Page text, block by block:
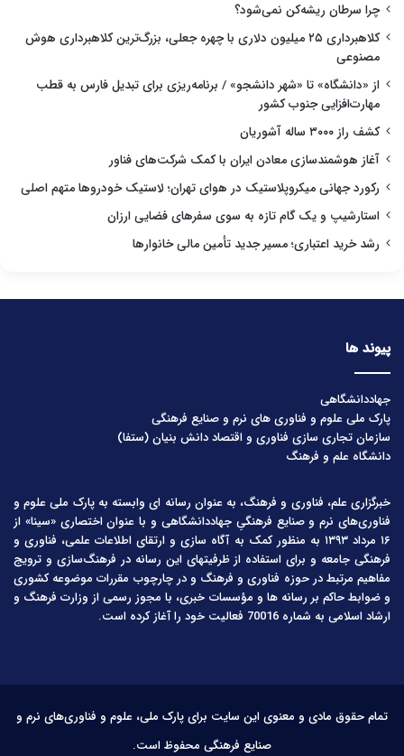
چرا سرطان ریشه‌کن نمی‌شود؟
کلاهبرداری ۲۵ میلیون دلاری با چهره جعلی، بزرگ‌ترین کلاهبرداری هوش
مصنوعی
از «دانشگاه» تا «شهر دانشجو» / برنامه‌ریزی برای تبدیل فارس به قطب
مهارت‌افزایی جنوب کشور
کشف راز ۳۰۰۰ ساله آشوریان
آغاز هوشمندسازی معادن ایران با کمک شرکت‌های فناور
رکورد جهانی میکروپلاستیک در هوای تهران؛ لاستیک خودروها متهم اصلی
استارشیپ و یک گام تازه به سوی سفرهای فضایی ارزان
رشد خرید اعتباری؛ مسیر جدید تأمین مالی خانوارها
پیوند ها
جهاددانشگاهی
پارک ملی علوم و فناوری های نرم و صنایع فرهنگی
سازمان تجاری سازی فناوری و اقتصاد دانش بنیان (ستفا)
دانشگاه علم و فرهنگ
خبرگزاری علم، فناوری و فرهنگ، به عنوان رسانه ای وابسته به پارک ملی علوم و
فناوری‌های نرم و صنایع فرهنگیِ جهاددانشگاهی و با عنوان اختصاری «سینا» از
۱۶ مرداد ۱۳۹۳ به منظور کمک به آگاه سازی و ارتقای اطلاعات علمی، فناوری و
فرهنگی جامعه و برای استفاده از ظرفیتهای این رسانه در فرهنگ‌سازی و ترویج
مفاهیم مرتبط در حوزه فناوری و فرهنگ و در چارچوب مقررات موضوعه کشوری
و ضوابط حاکم بر رسانه ها و مؤسسات خبری، با مجوز رسمی از وزارت فرهنگ و
ارشاد اسلامی به شماره 70016 فعالیت خود را آغاز کرده است.
تمام حقوق مادی و معنوی این سایت برای پارک ملی، علوم و فناوری‌های نرم و
صنایع فرهنگی محفوظ است.